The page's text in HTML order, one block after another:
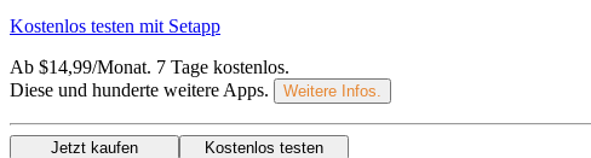
Kostenlos testen mit Setapp
Ab $14,99/Monat. 7 Tage kostenlos.
Diese und hunderte weitere Apps.
Weitere Infos.
Jetzt kaufen Kostenlos testen